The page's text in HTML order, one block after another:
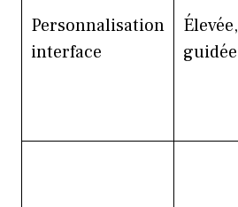
Personnalisation
interface
Élevée,
guidée